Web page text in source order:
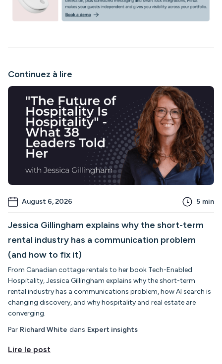
Continuez à lire
August 6, 2026 5 min
Jessica Gillingham explains why the short-term
rental industry has a communication problem
(and how to fix it)
From Canadian cottage rentals to her book Tech-Enabled
Hospitality, Jessica Gillingham explains why the short-term
rental industry has a communications problem, how AI search is
changing discovery, and why hospitality and real estate are
converging.
Par Richard White dans Expert insights
Lire le post